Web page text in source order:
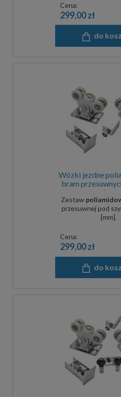
Cena:
299,00 zł
do
Wózki jezdne
bram
mm -
Zestaw
przesuwnej pod
[mm].
Cena:
299,00 zł
do